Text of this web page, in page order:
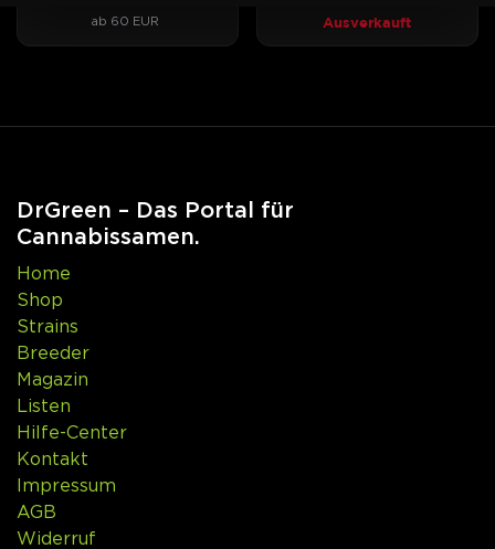
ab 60 EUR Ausverkauft
DrGreen – Das Portal für
Cannabissamen.
Home
Shop
Strains
Breeder
Magazin
Listen
Hilfe-Center
Kontakt
Impressum
AGB
Widerruf